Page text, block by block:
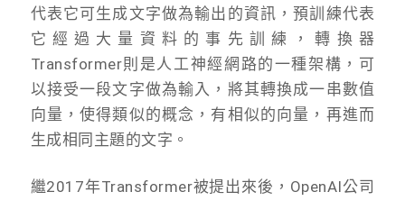
代表它可生成文字做為輸出的資訊，預訓練代表
它經過大量資料的事先訓練，轉換器
Transformer則是人工神經網路的一種架構，可
以接受一段文字做為輸入，將其轉換成一串數值
向量，使得類似的概念，有相似的向量，再進而
生成相同主題的文字。
繼2017年Transformer被提出來後，OpenAI公司